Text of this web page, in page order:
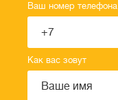
Ваш номер телефона
Как вас зовут